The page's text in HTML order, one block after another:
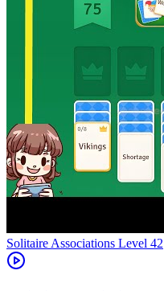
Level 42